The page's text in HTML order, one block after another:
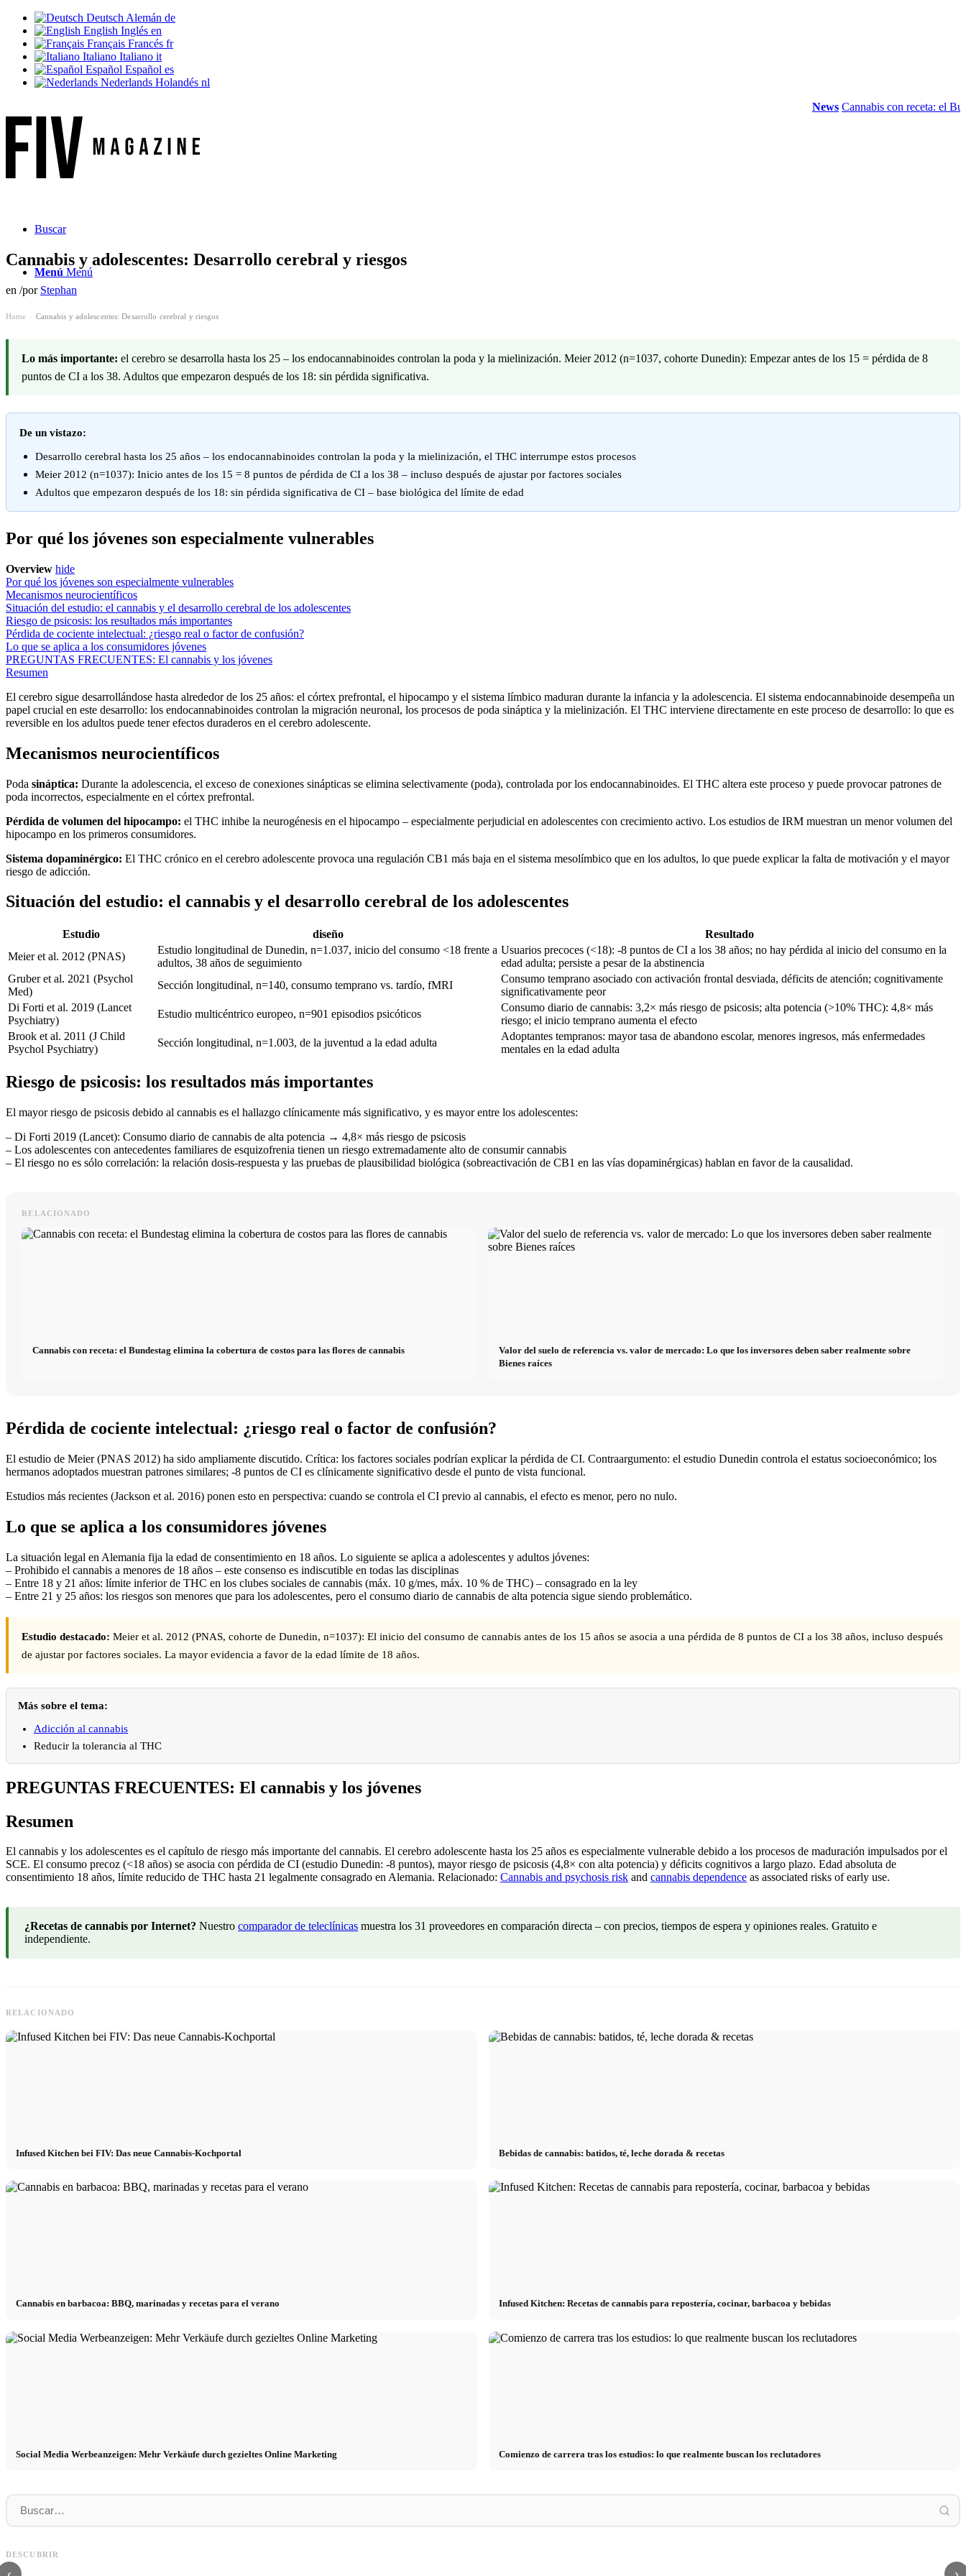
Deutsch Alemán de
English Inglés en
Français Francés fr
Italiano Italiano it
Español Español es
Nederlands Holandés nl
News Cannabis con receta: el
Buscar
Menú Menú
Cannabis y adolescentes: Desarrollo cerebral y riesgos
en /por Stephan
Home Cannabis y adolescentes: Desarrollo cerebral y riesgos
Lo más importante: el cerebro se desarrolla hasta los 25 – los endocannabinoides controlan la poda y la mielinización. Meier 2012 (n=1037, cohorte Dunedin): Empezar antes de los 15 = pérdida de 8
puntos de CI a los 38. Adultos que empezaron después de los 18: sin pérdida significativa.
De un vistazo:
Desarrollo cerebral hasta los 25 años – los endocannabinoides controlan la poda y la mielinización, el THC interrumpe estos procesos
Meier 2012 (n=1037): Inicio antes de los 15 = 8 puntos de pérdida de CI a los 38 – incluso después de ajustar por factores sociales
Adultos que empezaron después de los 18: sin pérdida significativa de CI – base biológica del límite de edad
Por qué los jóvenes son especialmente vulnerables
Overview hide
Por qué los jóvenes son especialmente vulnerables
Mecanismos neurocientíficos
Situación del estudio: el cannabis y el desarrollo cerebral de los adolescentes
Riesgo de psicosis: los resultados más importantes
Pérdida de cociente intelectual: ¿riesgo real o factor de confusión?
Lo que se aplica a los consumidores jóvenes
PREGUNTAS FRECUENTES: El cannabis y los jóvenes
Resumen
El cerebro sigue desarrollándose hasta alrededor de los 25 años: el córtex prefrontal, el hipocampo y el sistema límbico maduran durante la infancia y la adolescencia. El sistema endocannabinoide desempeña un
papel crucial en este desarrollo: los endocannabinoides controlan la migración neuronal, los procesos de poda sináptica y la mielinización. El THC interviene directamente en este proceso de desarrollo: lo que es
reversible en los adultos puede tener efectos duraderos en el cerebro adolescente.
Mecanismos neurocientíficos
Poda sináptica: Durante la adolescencia, el exceso de conexiones sinápticas se elimina selectivamente (poda), controlada por los endocannabinoides. El THC altera este proceso y puede provocar patrones de
poda incorrectos, especialmente en el córtex prefrontal.
Pérdida de volumen del hipocampo: el THC inhibe la neurogénesis en el hipocampo – especialmente perjudicial en adolescentes con crecimiento activo. Los estudios de IRM muestran un menor volumen del
hipocampo en los primeros consumidores.
Sistema dopaminérgico: El THC crónico en el cerebro adolescente provoca una regulación CB1 más baja en el sistema mesolímbico que en los adultos, lo que puede explicar la falta de motivación y el mayor
riesgo de adicción.
Situación del estudio: el cannabis y el desarrollo cerebral de los adolescentes
Estudio diseño
Resultado
Meier et al. 2012 (PNAS)
Estudio longitudinal de Dunedin, n=1.037, inicio del consumo <18 frente a
adultos, 38 años de seguimiento
Usuarios precoces (<18): -8 puntos de CI a los 38 años; no hay pérdida al inicio del consumo en la
edad adulta; persiste a pesar de la abstinencia
Gruber et al. 2021 (Psychol
Med)
Sección longitudinal, n=140, consumo temprano vs. tardío, fMRI
Consumo temprano asociado con activación frontal desviada, déficits de atención; cognitivamente
significativamente peor
Di Forti et al. 2019 (Lancet
Psychiatry)
Estudio multicéntrico europeo, n=901 episodios psicóticos
Consumo diario de cannabis: 3,2× más riesgo de psicosis; alta potencia (>10% THC): 4,8× más
riesgo; el inicio temprano aumenta el efecto
Brook et al. 2011 (J Child
Psychol Psychiatry)
Sección longitudinal, n=1.003, de la juventud a la edad adulta
Adoptantes tempranos: mayor tasa de abandono escolar, menores ingresos, más enfermedades
mentales en la edad adulta
Riesgo de psicosis: los resultados más importantes
El mayor riesgo de psicosis debido al cannabis es el hallazgo clínicamente más significativo, y es mayor entre los adolescentes:
– Di Forti 2019 (Lancet): Consumo diario de cannabis de alta potencia → 4,8× más riesgo de psicosis
– Los adolescentes con antecedentes familiares de esquizofrenia tienen un riesgo extremadamente alto de consumir cannabis
– El riesgo no es sólo correlación: la relación dosis-respuesta y las pruebas de plausibilidad biológica (sobreactivación de CB1 en las vías dopaminérgicas) hablan en favor de la causalidad.
RELACIONADO
Cannabis con receta: el Bundestag elimina la cobertura de costos para las flores de cannabis
Valor del suelo de referencia vs. valor de mercado: Lo que los inversores deben saber realmente sobre
Bienes raíces
Pérdida de cociente intelectual: ¿riesgo real o factor de confusión?
El estudio de Meier (PNAS 2012) ha sido ampliamente discutido. Crítica: los factores sociales podrían explicar la pérdida de CI. Contraargumento: el estudio Dunedin controla el estatus socioeconómico; los
hermanos adoptados muestran patrones similares; -8 puntos de CI es clínicamente significativo desde el punto de vista funcional.
Estudios más recientes (Jackson et al. 2016) ponen esto en perspectiva: cuando se controla el CI previo al cannabis, el efecto es menor, pero no nulo.
Lo que se aplica a los consumidores jóvenes
La situación legal en Alemania fija la edad de consentimiento en 18 años. Lo siguiente se aplica a adolescentes y adultos jóvenes:
– Prohibido el cannabis a menores de 18 años – este consenso es indiscutible en todas las disciplinas
– Entre 18 y 21 años: límite inferior de THC en los clubes sociales de cannabis (máx. 10 g/mes, máx. 10 % de THC) – consagrado en la ley
– Entre 21 y 25 años: los riesgos son menores que para los adolescentes, pero el consumo diario de cannabis de alta potencia sigue siendo problemático.
Estudio destacado: Meier et al. 2012 (PNAS, cohorte de Dunedin, n=1037): El inicio del consumo de cannabis antes de los 15 años se asocia a una pérdida de 8 puntos de CI a los 38 años, incluso después
de ajustar por factores sociales. La mayor evidencia a favor de la edad límite de 18 años.
Más sobre el tema:
Adicción al cannabis
Reducir la tolerancia al THC
PREGUNTAS FRECUENTES: El cannabis y los jóvenes
Resumen
El cannabis y los adolescentes es el capítulo de riesgo más importante del cannabis. El cerebro adolescente hasta los 25 años es especialmente vulnerable debido a los procesos de maduración impulsados por el
SCE. El consumo precoz (<18 años) se asocia con pérdida de CI (estudio Dunedin: -8 puntos), mayor riesgo de psicosis (4,8× con alta potencia) y déficits cognitivos a largo plazo. Edad absoluta de
consentimiento 18 años, límite reducido de THC hasta 21 legalmente consagrado en Alemania. Relacionado: Cannabis and psychosis risk and cannabis dependence as associated risks of early use.
¿Recetas de cannabis por Internet? Nuestro comparador de teleclínicas muestra los 31 proveedores en comparación directa – con precios, tiempos de espera y opiniones reales. Gratuito e
independiente.
RELACIONADO
Infused Kitchen bei FIV: Das neue Cannabis-Kochportal Bebidas de cannabis: batidos, té, leche dorada & recetas
Cannabis en barbacoa: BBQ, marinadas y recetas para el verano Infused Kitchen: Recetas de cannabis para repostería, cocinar, barbacoa y bebidas
Social Media Werbeanzeigen: Mehr Verkäufe durch gezieltes Online Marketing Comienzo de carrera tras los estudios: lo que realmente buscan los reclutadores
DESCUBRIR
camino directo hacia la carrera